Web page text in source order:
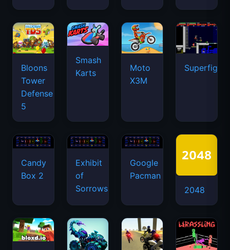
Bloons
Tower
Defense
5
Smash
Karts
Moto
X3M
Candy
Box 2
Exhibit
of
Sorrows
Google
Pacman
2048